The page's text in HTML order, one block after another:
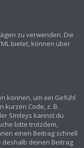
zu verwenden. Die
bietet, können über
können, um ein Gefühl
kurzen Code, z. B.
Smileys kannst du
bitte trotzdem,
einen Beitrag schnell
deinen Beitrag